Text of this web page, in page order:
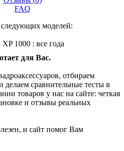
FAQ
моделей:
1000 : все года
для Вас.
отбираем
сравнительные тесты в
товаров у нас на сайте: четкая
и отзывы реальных
и сайт помог Вам